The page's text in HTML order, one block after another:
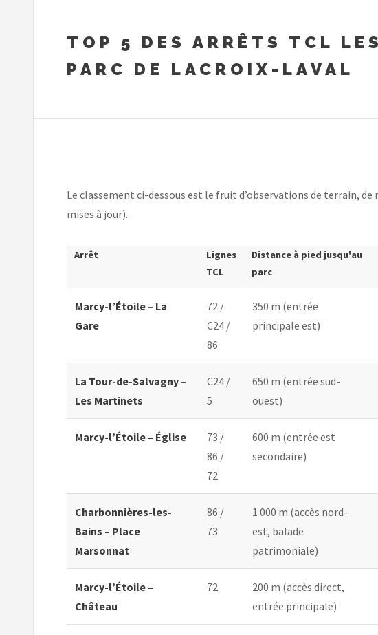
TOP 5 DES ARRÊTS TCL
PARC DE LACROIX-LAVAL
Le classement ci-dessous est le fruit d’observations de terrain,
mises à jour).
Arrêt
Lignes
TCL
Distance à pied jusqu'au
parc
Marcy-l’Étoile – La
Gare
72 /
C24 /
86
350 m (entrée
principale est)
La Tour-de-Salvagny –
Les Martinets
C24 /
5
650 m (entrée sud-
ouest)
Marcy-l’Étoile – Église
73 /
86 /
72
600 m (entrée est
secondaire)
Charbonnières-les-
Bains – Place
Marsonnat
86 /
73
1 000 m (accès nord-
est, balade
patrimoniale)
Marcy-l’Étoile –
Château
72
200 m (accès direct,
entrée principale)